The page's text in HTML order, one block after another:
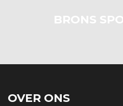
BRONS
OVER ONS